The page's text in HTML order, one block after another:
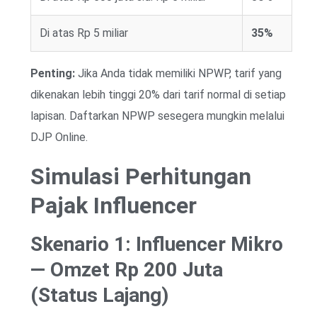
Di atas Rp 5 miliar 35%
Penting: Jika Anda tidak memiliki NPWP, tarif yang
dikenakan lebih tinggi 20% dari tarif normal di setiap
lapisan. Daftarkan NPWP sesegera mungkin melalui
DJP Online.
Simulasi Perhitungan
Pajak Influencer
Skenario 1: Influencer Mikro
— Omzet Rp 200 Juta
(Status Lajang)